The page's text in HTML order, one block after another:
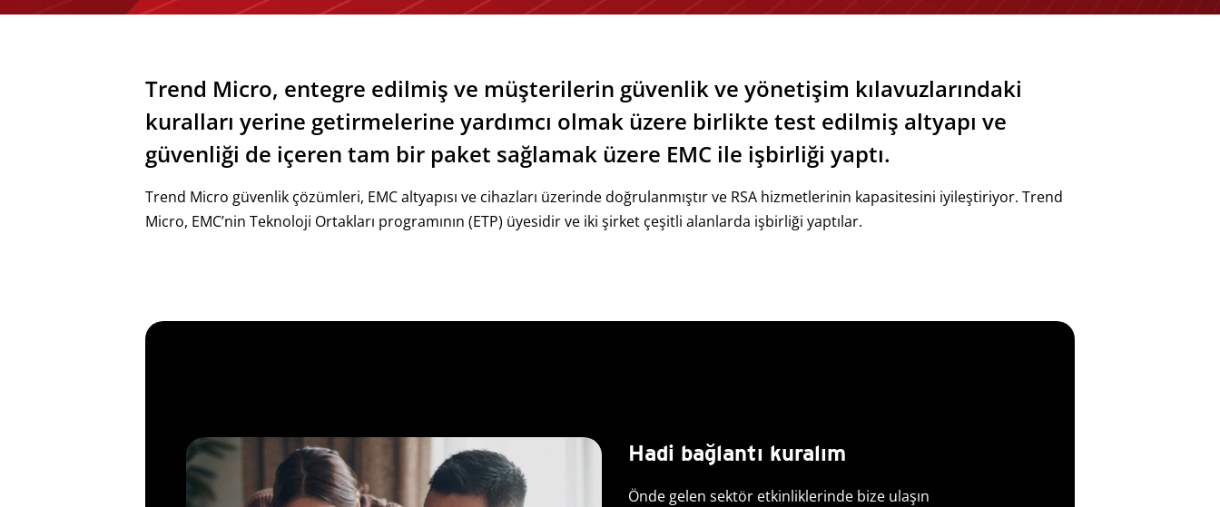
Trend Micro, entegre edilmiş ve müşterilerin güvenlik ve yönetişim kılavuzlarındaki
kuralları yerine getirmelerine yardımcı olmak üzere birlikte test edilmiş altyapı ve
güvenliği de içeren tam bir paket sağlamak üzere EMC ile işbirliği yaptı.
Trend Micro güvenlik çözümleri, EMC altyapısı ve cihazları üzerinde doğrulanmıştır ve RSA hizmetlerinin kapasitesini iyileştiriyor. Trend
Micro, EMC’nin Teknoloji Ortakları programının (ETP) üyesidir ve iki şirket çeşitli alanlarda işbirliği yaptılar.
Hadi bağlantı kuralım
Önde gelen sektör etkinliklerinde bize ulaşın